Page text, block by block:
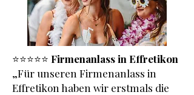
⭐️⭐️⭐️⭐️⭐️ Firmenanlass in Effretikon
„Für unseren Firmenanlass in
Effretikon haben wir erstmals die